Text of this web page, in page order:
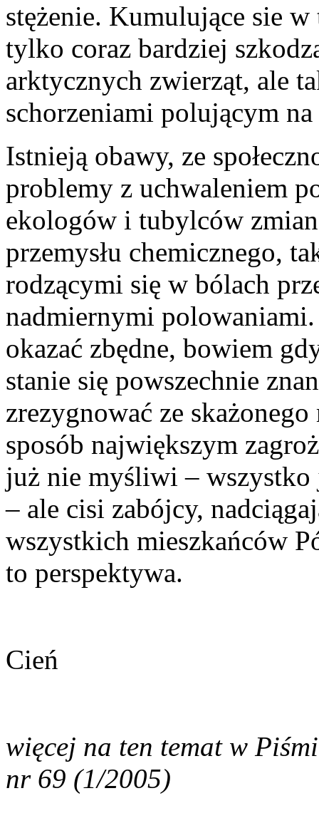
stężenie. Kumulujące sie
tylko coraz bardziej
arktycznych zwierząt, ale
schorzeniami polującym
Istnieją obawy, ze
problemy z uchwaleniem
ekologów i tubylców
przemysłu chemicznego,
rodzącymi się w bólach
nadmiernymi polowaniami.
okazać zbędne, bowiem
stanie się powszechnie
zrezygnować ze
sposób największym
już nie myśliwi –
– ale cisi zabójcy,
wszystkich mieszkańców
to perspektywa.
Cień
więcej na ten temat w
nr 69 (1/2005)